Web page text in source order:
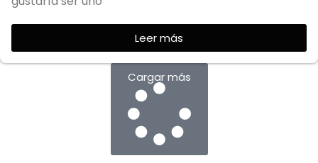
Leer más
Cargar más